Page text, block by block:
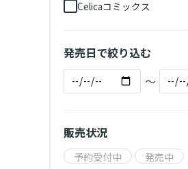
Celicaコミックス
発売日で絞り込む
～
販売状況
予約受付中 発売中